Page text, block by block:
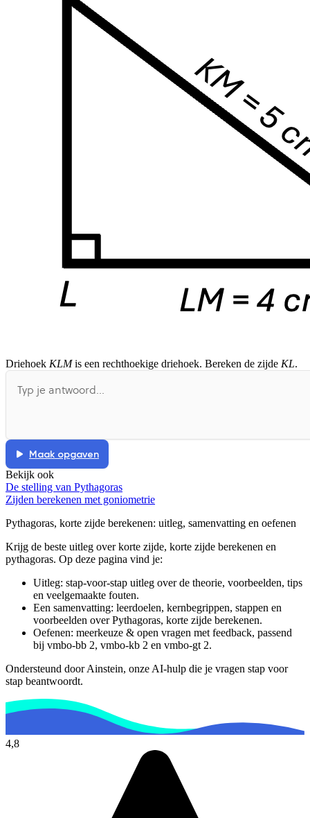
Driehoek KLMis een rechthoekige driehoek. Bereken de zijde KL.
Maak opgaven
Bekijk ook
De stelling van Pythagoras
Zijden berekenen met goniometrie
Pythagoras, korte zijde berekenen: uitleg, samenvatting en oefenen
Krijg de beste uitleg over korte zijde, korte zijde berekenen en
pythagoras. Op deze pagina vind je:
Uitleg: stap-voor-stap uitleg over de theorie, voorbeelden, tips
en veelgemaakte fouten.
Een samenvatting: leerdoelen, kernbegrippen, stappen en
voorbeelden overPythagoras, korte zijde berekenen.
Oefenen: meerkeuze & open vragen met feedback, passend
bij vmbo-bb 2, vmbo-kb 2 en vmbo-gt 2.
Ondersteund door Ainstein, onze AI-hulp die je vragen stap voor
stap beantwoordt.
4,8